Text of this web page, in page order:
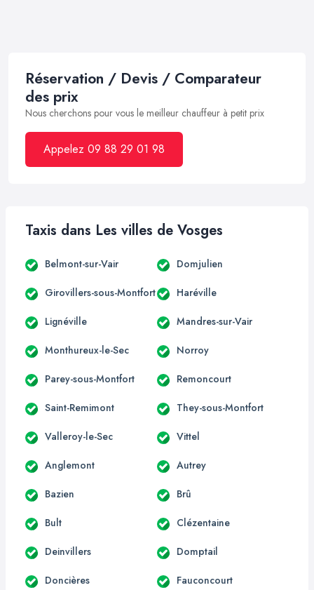
Réservation / Devis / Comparateur
des prix
Nous cherchons pour vous le meilleur chauffeur à petit prix
Appelez 09 88 29 01 98
Taxis dans Les villes de Vosges
Belmont-sur-Vair Domjulien
Girovillers-sous-Montfort Haréville
Lignéville Mandres-sur-Vair
Monthureux-le-Sec Norroy
Parey-sous-Montfort Remoncourt
Saint-Remimont They-sous-Montfort
Valleroy-le-Sec Vittel
Anglemont Autrey
Bazien Brû
Bult Clézentaine
Deinvillers Domptail
Doncières Fauconcourt